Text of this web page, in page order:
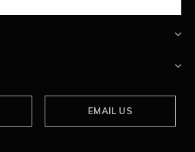
EMAIL US